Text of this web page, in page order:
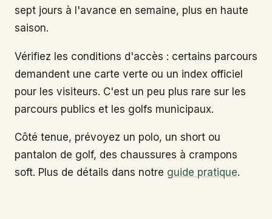
sept jours à l'avance en semaine, plus en haute
saison.
Vérifiez les conditions d'accès : certains parcours
demandent une carte verte ou un index officiel
pour les visiteurs. C'est un peu plus rare sur les
parcours publics et les golfs municipaux.
Côté tenue, prévoyez un polo, un short ou
pantalon de golf, des chaussures à crampons
soft. Plus de détails dans notre guide pratique.